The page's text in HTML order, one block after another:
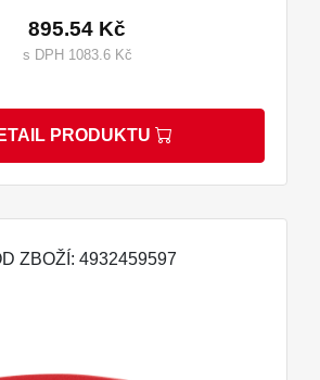
895.54 Kč
s DPH 1083.6 Kč
PRODUKTU
ZBOŽÍ: 4932459597